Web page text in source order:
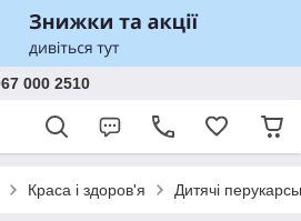
000 2510
Краса і здоров'я Дитячі